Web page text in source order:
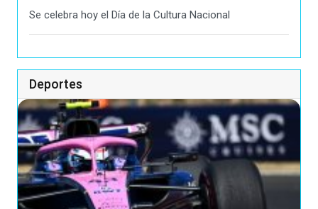
Se celebra hoy el Día de la Cultura Nacional
Deportes